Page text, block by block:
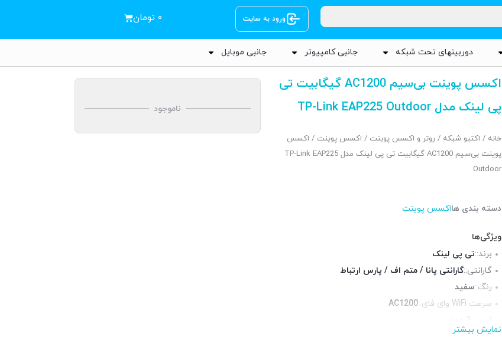
ورود به سایت ۰ تومان
دوربینهای تحت شبکه جانبی کامپیوتر جانبی موبایل
اکسس پوینت بی‌سیم AC1200 گیگابیت تی
پی لینک مدل TP-Link EAP225 Outdoor
خانه / اکتیو شبکه / روتر و اکسس پوینت / اکسس پوینت / اکسس
پوینت بی‌سیم AC1200 گیگابیت تی پی لینک مدل TP-Link EAP225
Outdoor
دسته بندی هااکسس پوینت
ویژگی‌ها
برند::تی پی لینک
گارانتی::گارانتی پانا / متم اف / پارس ارتباط
رنگ::سفید
سرعت WiFi وای فای::
AC1200
استانداردها::
نمایش بیشتر
ناموجود